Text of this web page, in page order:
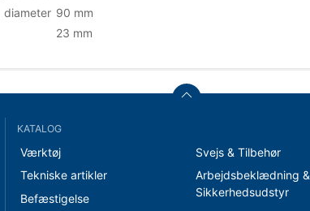
diameter 90 mm
23 mm
KATALOG
Værktøj
Tekniske artikler
Befæstigelse
Svejs & Tilbehør
Arbejdsbeklædning &
Sikkerhedsudstyr